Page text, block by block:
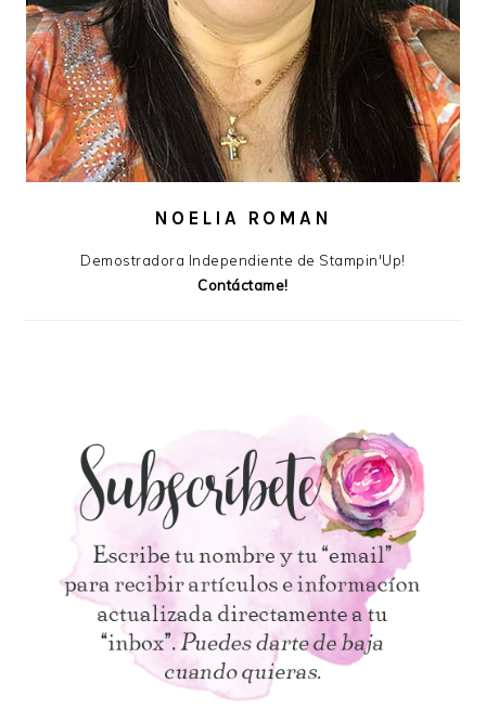
NOELIA ROMAN
Demostradora Independiente de Stampin'Up!
Contáctame!